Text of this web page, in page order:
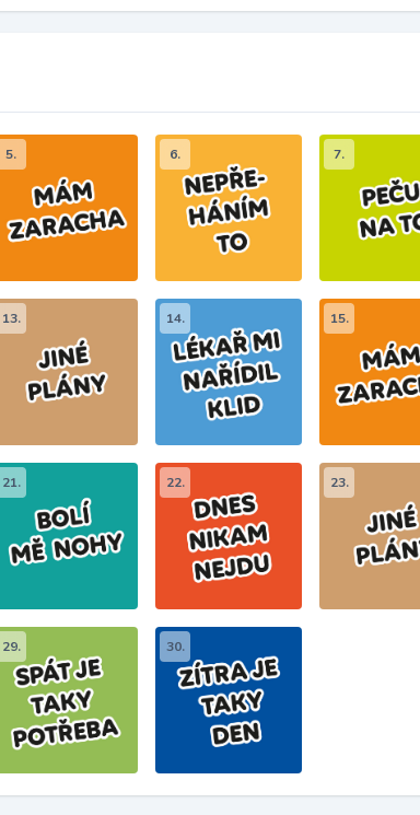
5. 6. 7.
13. 14. 15.
21. 22. 23.
29. 30.